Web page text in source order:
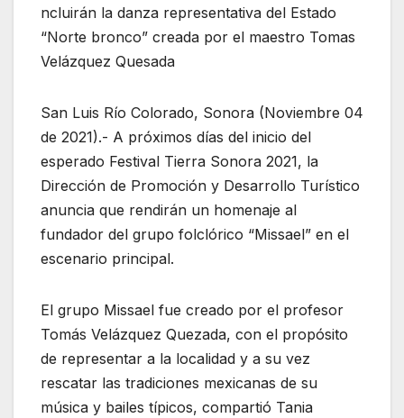
ncluirán la danza representativa del Estado
“Norte bronco” creada por el maestro Tomas
Velázquez Quesada
San Luis Río Colorado, Sonora (Noviembre 04
de 2021).- A próximos días del inicio del
esperado Festival Tierra Sonora 2021, la
Dirección de Promoción y Desarrollo Turístico
anuncia que rendirán un homenaje al
fundador del grupo folclórico “Missael” en el
escenario principal.
El grupo Missael fue creado por el profesor
Tomás Velázquez Quezada, con el propósito
de representar a la localidad y a su vez
rescatar las tradiciones mexicanas de su
música y bailes típicos, compartió Tania